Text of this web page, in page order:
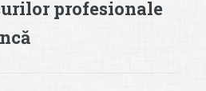
profesionale